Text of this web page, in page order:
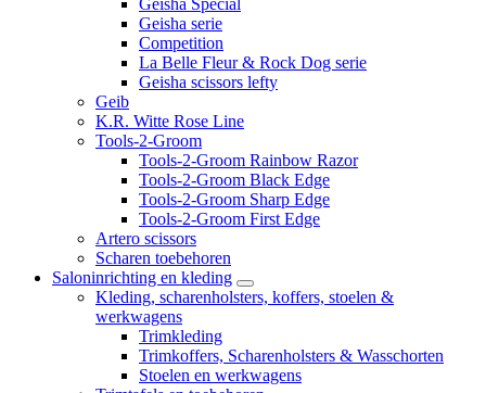
Geisha serie
Competition
La Belle Fleur & Rock Dog serie
Geisha scissors lefty
Geib
K.R. Witte Rose Line
Tools-2-Groom
Tools-2-Groom Rainbow Razor
Tools-2-Groom Black Edge
Tools-2-Groom Sharp Edge
Tools-2-Groom First Edge
Artero scissors
Scharen toebehoren
Salon­inrichting en kleding
Kleding, scharenholsters, koffers, stoelen &
werkwagens
Trimkleding
Trimkoffers, Scharenholsters & Wasschorten
Stoelen en werkwagens